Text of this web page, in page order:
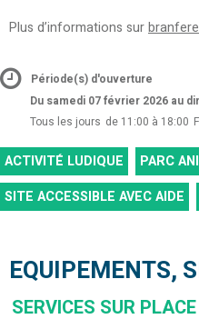
Plus d’informations sur
Période(s) d'ouverture
Du samedi 07 février 2026 au
Tous les jours de 11:00 à 18:00
ACTIVITÉ LUDIQUE
PARC
SITE ACCESSIBLE AVEC AIDE
EQUIPEMENTS,
SERVICES SUR